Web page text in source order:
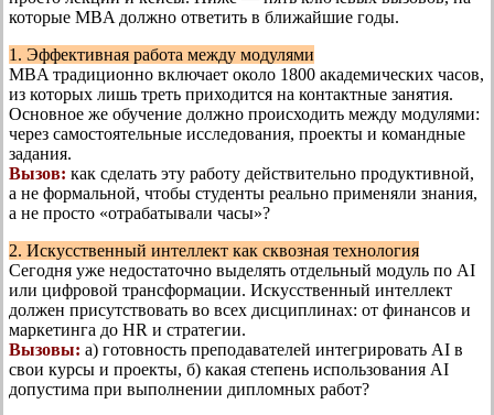
которые MBA должно ответить в ближайшие годы.
1. Эффективная работа между модулями
MBA традиционно включает около 1800 академических часов,
из которых лишь треть приходится на контактные занятия.
Основное же обучение должно происходить между модулями:
через самостоятельные исследования, проекты и командные
задания.
Вызов: как сделать эту работу действительно продуктивной,
а не формальной, чтобы студенты реально применяли знания,
а не просто «отрабатывали часы»?
2. Искусственный интеллект как сквозная технология
Сегодня уже недостаточно выделять отдельный модуль по AI
или цифровой трансформации. Искусственный интеллект
должен присутствовать во всех дисциплинах: от финансов и
маркетинга до HR и стратегии.
Вызовы: а) готовность преподавателей интегрировать AI в
свои курсы и проекты, б) какая степень использования AI
допустима при выполнении дипломных работ?